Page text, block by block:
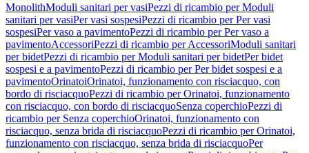
MonolithModuli sanitari per vasiPezzi di ricambio per Moduli
sanitari per vasiPer vasi sospesiPezzi di ricambio per Per vasi
sospesiPer vaso a pavimentoPezzi di ricambio per Per vaso a
pavimentoAccessoriPezzi di ricambio per AccessoriModuli sanitari
per bidetPezzi di ricambio per Moduli sanitari per bidetPer bidet
sospesi e a pavimentoPezzi di ricambio per Per bidet sospesi e a
pavimentoOrinatoiOrinatoi, funzionamento con risciacquo, con
bordo di risciacquoPezzi di ricambio per Orinatoi, funzionamento
con risciacquo, con bordo di risciacquoSenza coperchioPezzi di
ricambio per Senza coperchioOrinatoi, funzionamento con
risciacquo, senza brida di risciacquoPezzi di ricambio per Orinatoi,
funzionamento con risciacquo, senza brida di risciacquoPer